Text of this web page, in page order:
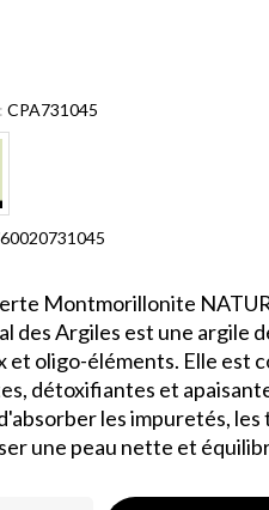
CPA731045
Montmorillonite
des Argiles est une argile
et oligo-éléments. Elle est
détoxifiantes et
les impuretés, les
une peau nette et